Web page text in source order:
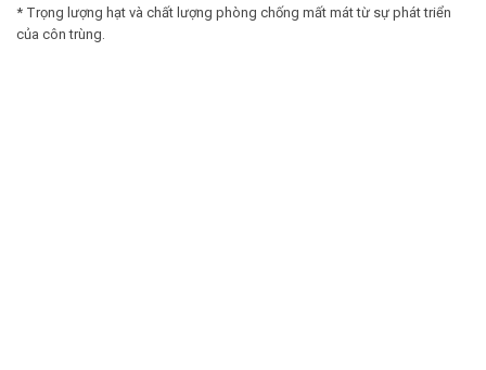
* Trọng lượng hạt và chất lượng phòng chống mất mát từ sự phát triển
của côn trùng.